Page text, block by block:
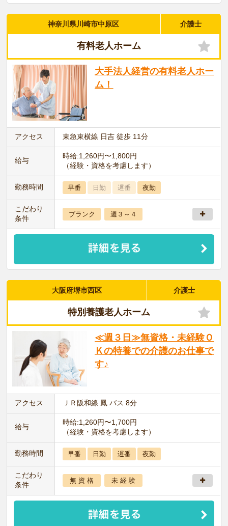
神奈川県川崎市中原区 介護士
有料老人ホーム
大手法人経営の有料老人ホー
ム！
アクセス 東急東横線 日吉 徒歩 11分
給与
時給:1,260円〜1,800円
（経験・資格を考慮します）
勤務時間 早番 日勤 遅番 夜勤
こだわり
条件
ブランク 週３～４
大阪府堺市西区 介護士
特別養護老人ホーム
≪週３日≫無資格・未経験Ｏ
Ｋの特養での介護のお仕事で
す♪
アクセス ＪＲ阪和線 鳳 バス 8分
給与
時給:1,260円〜1,700円
（経験・資格を考慮します）
勤務時間 早番 日勤 遅番 夜勤
こだわり
条件
無 資 格 未 経 験